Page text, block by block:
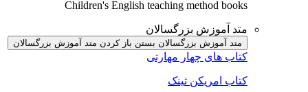
Children's English teaching method books
متد آموزش بزرگسالان
متد آموزش بزرگسالان بستن باز کردن متد آموزش بزرگسالان
کتاب های چهار مهارتی
کتاب امریکن ثینک